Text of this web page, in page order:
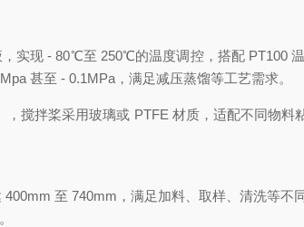
实现 - 80℃至 250℃的温度调控，搭配 PT100
甚至 - 0.1MPa ，满足减压蒸馏等工艺需求。
，搅拌桨采用玻璃或 PTFE 材质，适配不同物料
400mm 至740mm ，满足加料、取样、清洗等